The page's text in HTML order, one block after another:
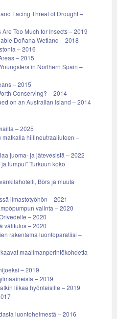
Facing Threat of Drought –
Too Much for Insects – 2019
Doñana Wetland – 2018
– 2016
– 2015
in Northern Spain –
– 2015
Conserving? – 2014
on an Australian Island – 2014
– 2025
matkalla hiilineutraaliuteen –
juoma- ja jätevesistä – 2022
lumpui” Turkuun koko
Börs ja muuta
ilmastotyöhön – 2021
valinta – 2020
– 2020
välitulos – 2020
rakentama luontoparatiisi –
maailmanperintökohdetta –
– 2019
– 2019
liikaa hyönteisille – 2019
luontohelmestä – 2016